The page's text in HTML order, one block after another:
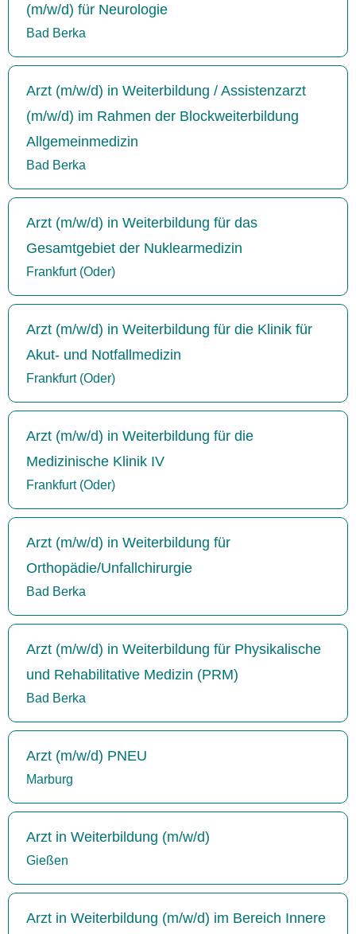
(m/w/d) für Neurologie
Bad Berka
Arzt (m/w/d) in Weiterbildung / Assistenzarzt
(m/w/d) im Rahmen der Blockweiterbildung
Allgemeinmedizin
Bad Berka
Arzt (m/w/d) in Weiterbildung für das
Gesamtgebiet der Nuklearmedizin
Frankfurt (Oder)
Arzt (m/w/d) in Weiterbildung für die Klinik für
Akut- und Notfallmedizin
Frankfurt (Oder)
Arzt (m/w/d) in Weiterbildung für die
Medizinische Klinik IV
Frankfurt (Oder)
Arzt (m/w/d) in Weiterbildung für
Orthopädie/Unfallchirurgie
Bad Berka
Arzt (m/w/d) in Weiterbildung für Physikalische
und Rehabilitative Medizin (PRM)
Bad Berka
Arzt (m/w/d) PNEU
Marburg
Arzt in Weiterbildung (m/w/d)
Gießen
Arzt in Weiterbildung (m/w/d) im Bereich Innere